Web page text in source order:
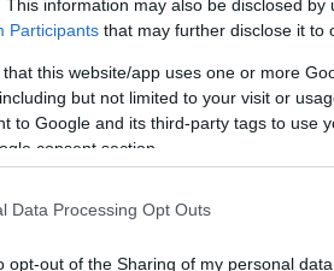
This information may also be disclosed
Participants that may further disclose it to
that this website/app uses one or more
but not limited to your visit or
to Google and its third-party tags to use
consent section.
Data Processing Opt Outs
opt-out of the Sharing of my personal data.
koin päävalmentaja-
lähtöä olin
arvoon arvaamattomaan,
muodostui
vapauttavan
purkaminen ja